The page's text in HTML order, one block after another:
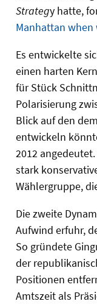
Strategy hatte,
Manhattan when
Es entwickelte
einen harten
für Stück
Polarisierung
Blick auf den
entwickeln
2012
stark
Wählergruppe,
Die zweite
Aufwind erfuhr,
So gründete
der
Positionen
Amtszeit als